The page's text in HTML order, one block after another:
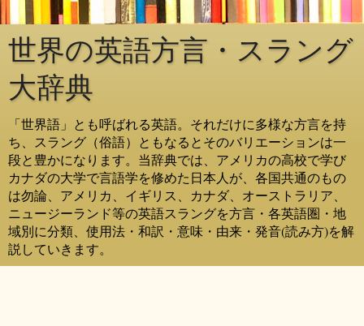
世界の英語方言・スラング
大辞典
「世界語」とも呼ばれる英語。それだけに多様な方言を持
ち、スラング（俗語）ともなるとそのバリエーションは一
段と豊かになります。当辞典では、アメリカの高校で学び
カナダの大学で言語学を修めた日本人が、各国共通のもの
は勿論、アメリカ、イギリス、カナダ、オーストラリア、
ニュージーランド等の英語スラングを方言・各英語圏・地
域別に分類、使用法・和訳・意味・由来・発音(読み方)を解
説していきます。